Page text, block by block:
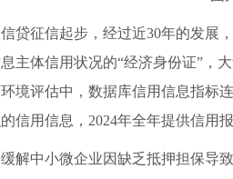
征信起步，经过近30年的发展，
主体信用状况的“经济身份证”，
境评估中，数据库信用信息指标
信用信息，2024年全年提供信用
中小微企业因缺乏抵押担保导致